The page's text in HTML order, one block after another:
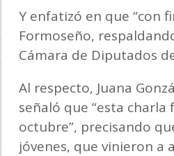
Y enfatizó en que “con
Formoseño,
Cámara de Diputados
Al respecto, Juana
señaló que “esta
octubre”, precisando
jóvenes, que vinieron a